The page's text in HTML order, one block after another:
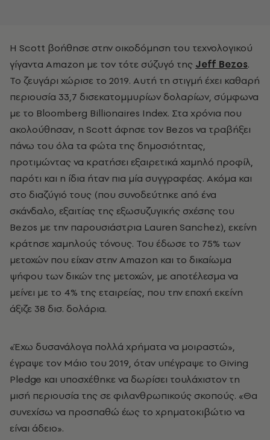
Η Scott βοήθησε στην οικοδόμηση του τεχνολογικού
γίγαντα Amazon με τον τότε σύζυγό της Jeff Bezos.
Το ζευγάρι χώρισε το 2019. Αυτή τη στιγμή έχει καθαρή
περιουσία 33,7 δισεκατομμυρίων δολαρίων, σύμφωνα
με το Bloomberg Billionaires Index. Στα χρόνια που
ακολούθησαν, η Scott άφησε τον Bezos να τραβήξει
πάνω του όλα τα φώτα της δημοσιότητας,
προτιμώντας να κρατήσει εξαιρετικά χαμηλό προφίλ,
παρότι και η ίδια ήταν πια μία συγγραφέας. Ακόμα και
στο διαζύγιό τους (που συνοδεύτηκε από ένα
σκάνδαλο, εξαιτίας της εξωσυζυγικής σχέσης του
Bezos με την παρουσιάστρια Lauren Sanchez), εκείνη
κράτησε χαμηλούς τόνους. Του έδωσε το 75% των
μετοχών που είχαν στην Amazon και το δικαίωμα
ψήφου των δικών της μετοχών, με αποτέλεσμα να
μείνει με το 4% της εταιρείας, που την εποχή εκείνη
άξιζε 38 δισ. δολάρια.
«Έχω δυσανάλογα πολλά χρήματα να μοιραστώ»,
έγραψε τον Μάιο του 2019, όταν υπέγραψε το Giving
Pledge και υποσχέθηκε να δωρίσει τουλάχιστον τη
μισή περιουσία της σε φιλανθρωπικούς σκοπούς. «Θα
συνεχίσω να προσπαθώ έως το χρηματοκιβώτιο να
είναι άδειο».